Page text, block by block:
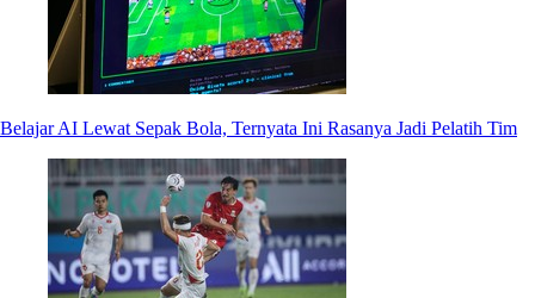
Belajar AI Lewat Sepak Bola, Ternyata Ini Rasanya Jadi Pelatih Tim